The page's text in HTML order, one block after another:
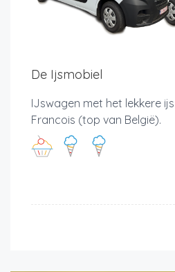
De Ijsmobiel
IJswagen met het lekkere
Francois (top van België).